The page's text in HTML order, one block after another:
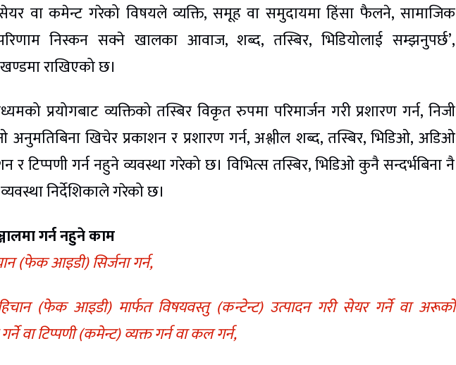
सेयर वा कमेन्ट गरेको विषयले व्यक्ति, समूह वा समुदायमा हिंसा फैलने, सामाजिक
निस्कन सक्ने खालका आवाज, शब्द, तस्बिर, भिडियोलाई सम्झनुपर्छ’,
राखिएको छ।
प्रयोगबाट व्यक्तिको तस्बिर विकृत रुपमा परिमार्जन गरी प्रशारण गर्न, निजी
अनुमतिबिना खिचेर प्रकाशन र प्रशारण गर्न, अश्लील शब्द, तस्बिर, भिडिओ, अडिओ
र टिप्पणी गर्न नहुने व्यवस्था गरेको छ। विभित्स तस्बिर, भिडिओ कुनै सन्दर्भबिना नै
निर्देशिकाले गरेको छ।
गर्न नहुने काम
(फेक आइडी) सिर्जना गर्न,
(फेक आइडी) मार्फत विषयवस्तु (कन्टेन्ट) उत्पादन गरी सेयर गर्ने वा अरूको
वा टिप्पणी (कमेन्ट) व्यक्त गर्न वा कल गर्न,